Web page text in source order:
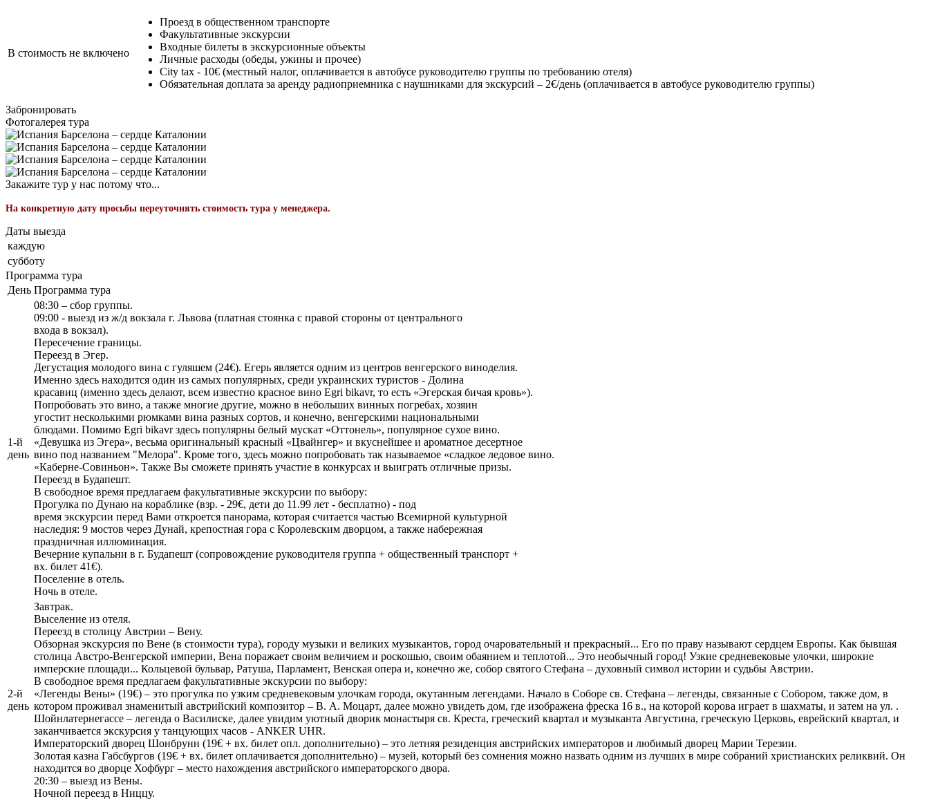
В стоимость не включено
Проезд в общественном транспорте
Факультативные экскурсии
Входные билеты в экскурсионные объекты
Личные расходы (обеды, ужины и прочее)
City tax - 10€ (местный налог, оплачивается в автобусе руководителю группы по требованию отеля)
Обязательная доплата за аренду радиоприемника с наушниками для экскурсий – 2€/день (оплачивается в автобусе руководителю группы)
Забронировать
Фотогалерея тура
Закажите тур у нас потому что...
На конкретную дату просьбы переуточнять стоимость тура у менеджера.
Даты выезда
каждую
субботу
Программа тура
День Программа тура
1-й
день
08:30 – сбор группы.
09:00 - выезд из ж/д вокзала г. Львова (платная стоянка с правой стороны от центрального
входа в вокзал).
Пересечение границы.
Переезд в Эгер.
Дегустация молодого вина с гуляшем (24€). Егерь является одним из центров венгерского виноделия.
Именно здесь находится один из самых популярных, среди украинских туристов - Долина
красавиц (именно здесь делают, всем известно красное вино Egri bikavr, то есть «Эгерская бичая кровь»).
Попробовать это вино, а также многие другие, можно в небольших винных погребах, хозяин
угостит несколькими рюмками вина разных сортов, и конечно, венгерскими национальными
блюдами. Помимо Egri bikavr здесь популярны белый мускат «Оттонель», популярное сухое вино.
«Девушка из Эгера», весьма оригинальный красный «Цвайнгер» и вкуснейшее и ароматное десертное
вино под названием "Мелора". Кроме того, здесь можно попробовать так называемое «сладкое ледовое вино.
«Каберне-Совиньон». Также Вы сможете принять участие в конкурсах и выиграть отличные призы.
Переезд в Будапешт.
В свободное время предлагаем факультативные экскурсии по выбору:
Прогулка по Дунаю на кораблике (взр. - 29€, дети до 11.99 лет - бесплатно) - под
время экскурсии перед Вами откроется панорама, которая считается частью Всемирной культурной
наследия: 9 мостов через Дунай, крепостная гора с Королевским дворцом, а также набережная
праздничная иллюминация.
Вечерние купальни в г. Будапешт (сопровождение руководителя группа + общественный транспорт +
вх. билет 41€).
Поселение в отель.
Ночь в отеле.
2-й
день
Завтрак.
Выселение из отеля.
Переезд в столицу Австрии – Вену.
Обзорная экскурсия по Вене (в стоимости тура), городу музыки и великих музыкантов, город очаровательный и прекрасный... Его по праву называют сердцем Европы. Как бывшая
столица Австро-Венгерской империи, Вена поражает своим величием и роскошью, своим обаянием и теплотой... Это необычный город! Узкие средневековые улочки, широкие
имперские площади... Кольцевой бульвар, Ратуша, Парламент, Венская опера и, конечно же, собор святого Стефана – духовный символ истории и судьбы Австрии.
В свободное время предлагаем факультативные экскурсии по выбору:
«Легенды Вены» (19€) – это прогулка по узким средневековым улочкам города, окутанным легендами. Начало в Соборе св. Стефана – легенды, связанные с Собором, также дом, в
котором проживал знаменитый австрийский композитор – В. А. Моцарт, далее можно увидеть дом, где изображена фреска 16 в., на которой корова играет в шахматы, и затем на ул. .
Шойнлатернегассе – легенда о Василиске, далее увидим уютный дворик монастыря св. Креста, греческий квартал и музыканта Августина, греческую Церковь, еврейский квартал, и
заканчивается экскурсия у танцующих часов - ANKER UHR.
Императорский дворец Шонбрунн (19€ + вх. билет опл. дополнительно) – это летняя резиденция австрийских императоров и любимый дворец Марии Терезии.
Золотая казна Габсбургов (19€ + вх. билет оплачивается дополнительно) – музей, который без сомнения можно назвать одним из лучших в мире собраний христианских реликвий. Он
находится во дворце Хофбург – место нахождения австрийского императорского двора.
20:30 – выезд из Вены.
Ночной переезд в Ниццу.